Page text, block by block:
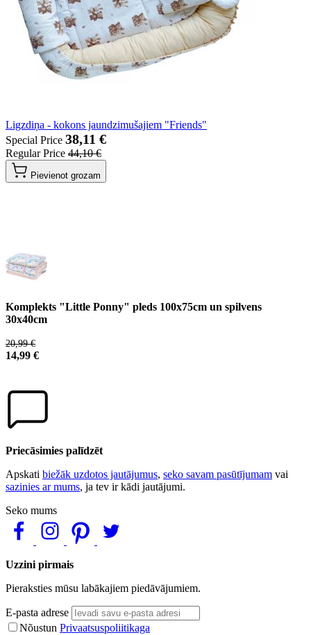
Ligzdiņa - kokons jaundzimušajiem "Friends"
Special Price 38,11 €
Regular Price 44,10 €
Pievienot grozam
Komplekts "Little Ponny" pleds 100x75cm un spilvens
30x40cm
20,99 €
14,99 €
Priecāsimies palīdzēt
Apskati biežāk uzdotos jautājumus, seko savam pasūtījumam vai
sazinies ar mums, ja tev ir kādi jautājumi.
Seko mums
Uzzini pirmais
Pieraksties mūsu labākajiem piedāvājumiem.
E-pasta adrese
Nõustun Privaatsuspoliitikaga